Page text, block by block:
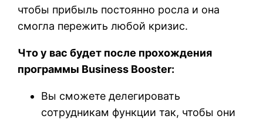
чтобы прибыль постоянно росла и она
смогла пережить любой кризис.
Что у вас будет после прохождения
программы Business Booster:
Вы сможете делегировать
сотрудникам функции так, чтобы они